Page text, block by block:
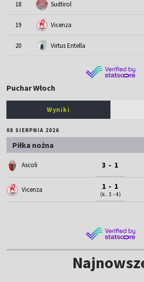
18 Sudtirol
19 Vicenza
20 Virtus Entella
Puchar Włoch
Wyniki
08 SIERPNIA 2026
Piłka nożna
Ascoli 3 - 1
Vicenza 1 - 1
(k. 3 - 4)